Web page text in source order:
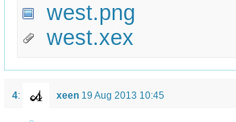
west.png
west.xex
4: xeen 19 Aug 2013 10:45